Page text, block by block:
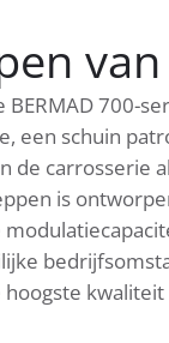
BERMAD 700-
een schuin
de carrosserie
is